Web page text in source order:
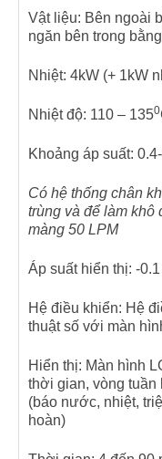
Vật liệu: Bên ngoài
ngăn bên trong
Nhiệt: 4kW (+ 1kW
Nhiệt độ: 110 – 1350
Khoảng áp suất:
Có hệ thống chân
trùng và để làm khô
màng 50 LPM
Áp suất hiển thị: -
Hệ điều khiển: Hệ
thuật số với màn
Hiển thị: Màn hình
thời gian, vòng tuần
(báo nước, nhiệt,
hoàn)